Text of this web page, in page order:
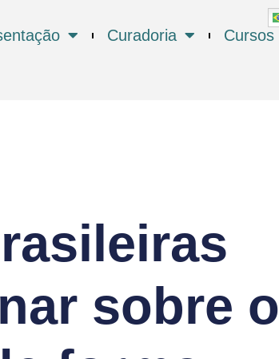
Curadoria Cursos
sobre o